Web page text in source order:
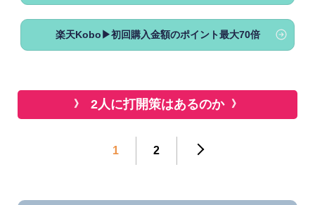
楽天Kobo▶初回購入金額のポイント最大70倍
2人に打開策はあるのか
1 2